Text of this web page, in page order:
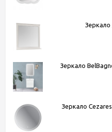
Зеркало
Зеркало